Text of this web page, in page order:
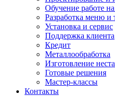
Обучение работе
Разработка меню и
Установка и сервис
Поддержка клиента
Кредит
Металлообработка
Изготовление
Готовые решения
Мастер-классы
Контакты